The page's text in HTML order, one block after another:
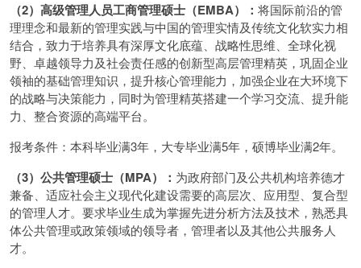
（2）高级管理人员工商管理硕士（EMBA）： 将国际前沿的管
理理念和最新的管理实践与中国的管理实情及传统文化软实力相
结合，致力于培养具有深厚文化底蕴、战略性思维、全球化视
野、卓越领导力及社会责任感的创新型高层管理精英，巩固企业
领袖的基础管理知识，提升核心管理能力，加强企业在大环境下
的战略与决策能力，同时为管理精英搭建一个学习交流、提升能
力、整合资源的高端平台。
报考条件：本科毕业满3年，大专毕业满5年，硕博毕业满2年。
（3）公共管理硕士（MPA）： 为政府部门及公共机构培养德才
兼备、适应社会主义现代化建设需要的高层次、应用型、复合型
的管理人才。要求毕业生成为掌握先进分析方法及技术，熟悉具
体公共管理或政策领域的领导者，管理者以及其他公共服务人
才。